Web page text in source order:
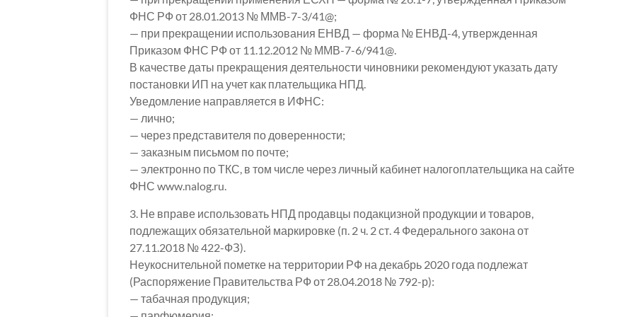
ФНС РФ от 28.01.2013 № ММВ-7-3/41@;
— при прекращении использования ЕНВД — форма № ЕНВД-4, утвержденная
Приказом ФНС РФ от 11.12.2012 № ММВ-7-6/941@.
В качестве даты прекращения деятельности чиновники рекомендуют указать дату
постановки ИП на учет как плательщика НПД.
Уведомление направляется в ИФНС:
— лично;
— через представителя по доверенности;
— заказным письмом по почте;
— электронно по ТКС, в том числе через личный кабинет налогоплательщика на сайте
ФНС www.nalog.ru.
3. Не вправе использовать НПД продавцы подакцизной продукции и товаров,
подлежащих обязательной маркировке (п. 2 ч. 2 ст. 4 Федерального закона от
27.11.2018 № 422-ФЗ).
Неукоснительной пометке на территории РФ на декабрь 2020 года подлежат
(Распоряжение Правительства РФ от 28.04.2018 № 792-р):
— табачная продукция;